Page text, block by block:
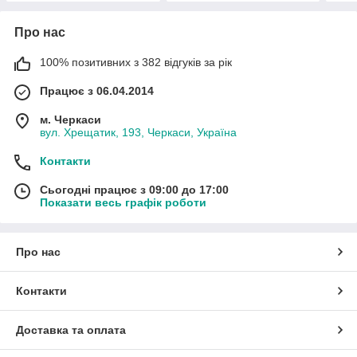
Про нас
100% позитивних з 382 відгуків за рік
Працює з 06.04.2014
м. Черкаси
вул. Хрещатик, 193, Черкаси, Україна
Контакти
Сьогодні працює з 09:00 до 17:00
Показати весь графік роботи
Про нас
Контакти
Доставка та оплата